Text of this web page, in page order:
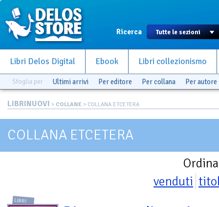
Ricerca
Libri Delos Digital Ebook Libri collezionismo
Sfoglia per Ultimi arrivi Per editore Per collana Per autore
LIBRINUOVI > COLLANE > COLLANA ETCETERA
COLLANA ETCETERA
venduti
LIBRI